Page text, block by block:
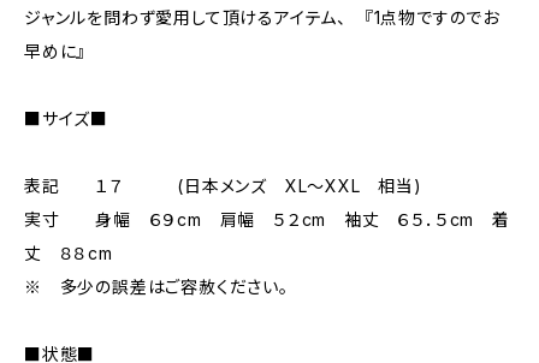
ジャンルを問わず愛用して頂けるアイテム、 『1点物ですのでお
早めに』
■サイズ■
表記 １７ (日本メンズ XL～XXL 相当)
実寸 身幅 ６９cm 肩幅 ５２cm 袖丈 ６５．５cm 着
丈 ８８cm
※ 多少の誤差はご容赦ください。
■状態■